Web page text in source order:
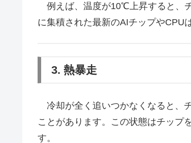
例えば、温度が10℃上昇すると、
に集積された最新のAIチップやCPU
3. 熱暴走
冷却が全く追いつかなくなると、
ことがあります。この状態はチップ
す。